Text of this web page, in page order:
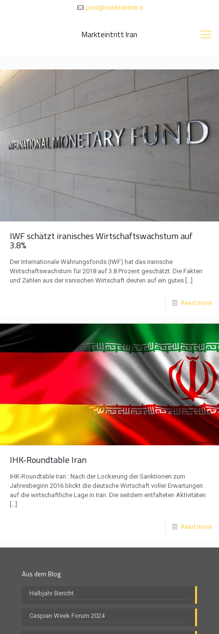
post@markteintritt.ir
Markteintritt Iran
IWF schätzt iranisches Wirtschaftswachstum auf
3.8%
Der Internationale Währungsfonds (IWF) hat das iranische
Wirtschaftswachstum für 2018 auf 3.8 Prozent geschätzt. Die Fakten
und Zahlen aus der iranischen Wirtschaft deuten auf ein gutes […]
Read more
IHK-Roundtable Iran
IHK-Roundtable Iran : Nach der Lockerung der Sanktionen zum
Jahresbeginn 2016 blickt die deutsche Wirtschaft voller Erwartungen
auf die wirtschaftliche Lage in Iran. Die seitdem entfalteten Aktivitäten
[…]
Read more
Aus dem Blog
Halbjahr Bericht
Caspian Week Forum 2024